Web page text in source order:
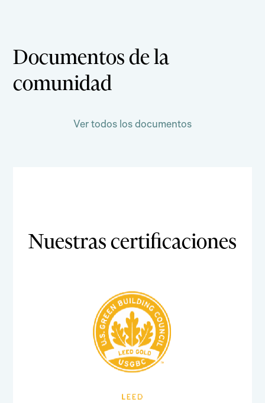
Documentos de la
comunidad
Ver todos los documentos
Nuestras certificaciones